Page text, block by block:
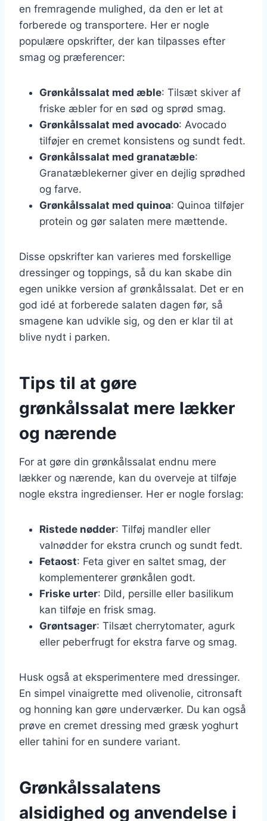
en fremragende mulighed, da den er let at
forberede og transportere. Her er nogle
populære opskrifter, der kan tilpasses efter
smag og præferencer:
Grønkålssalat med æble: Tilsæt skiver af
friske æbler for en sød og sprød smag.
Grønkålssalat med avocado: Avocado
tilføjer en cremet konsistens og sundt fedt.
Grønkålssalat med granatæble:
Granatæblekerner giver en dejlig sprødhed
og farve.
Grønkålssalat med quinoa: Quinoa tilføjer
protein og gør salaten mere mættende.
Disse opskrifter kan varieres med forskellige
dressinger og toppings, så du kan skabe din
egen unikke version af grønkålssalat. Det er en
god idé at forberede salaten dagen før, så
smagene kan udvikle sig, og den er klar til at
blive nydt i parken.
Tips til at gøre
grønkålssalat mere lækker
og nærende
For at gøre din grønkålssalat endnu mere
lækker og nærende, kan du overveje at tilføje
nogle ekstra ingredienser. Her er nogle forslag:
Ristede nødder: Tilføj mandler eller
valnødder for ekstra crunch og sundt fedt.
Fetaost: Feta giver en saltet smag, der
komplementerer grønkålen godt.
Friske urter: Dild, persille eller basilikum
kan tilføje en frisk smag.
Grøntsager: Tilsæt cherrytomater, agurk
eller peberfrugt for ekstra farve og smag.
Husk også at eksperimentere med dressinger.
En simpel vinaigrette med olivenolie, citronsaft
og honning kan gøre underværker. Du kan også
prøve en cremet dressing med græsk yoghurt
eller tahini for en sundere variant.
Grønkålssalatens
alsidighed og anvendelse i